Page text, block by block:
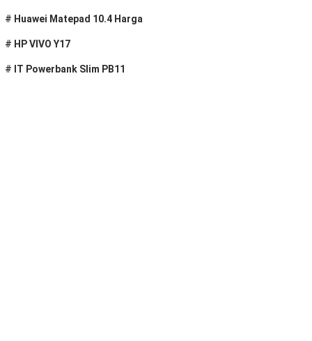
# Huawei Matepad 10.4 Harga
# HP VIVO Y17
# IT Powerbank Slim PB11